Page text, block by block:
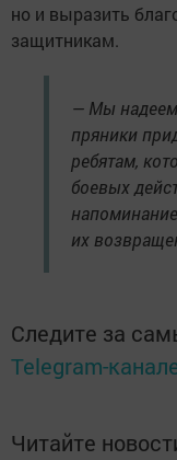
но и выразить
защитникам.
— Мы
пряники
ребятам,
боевых
их
Следите за
Telegram-
Читайте